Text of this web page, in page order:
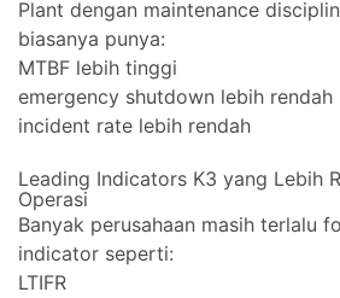
Plant dengan maintenance
biasanya punya:
MTBF lebih tinggi
emergency shutdown lebih rendah
incident rate lebih rendah
Leading Indicators K3 yang Lebih
Operasi
Banyak perusahaan masih terlalu
indicator seperti:
LTIFR